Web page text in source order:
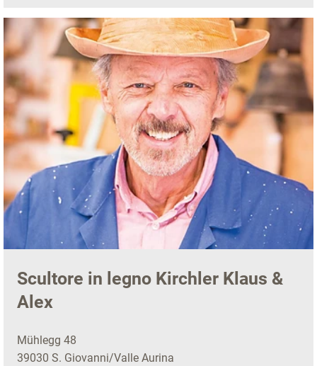
Scultore in legno Kirchler Klaus &
Alex
Mühlegg 48
39030 S. Giovanni/Valle Aurina